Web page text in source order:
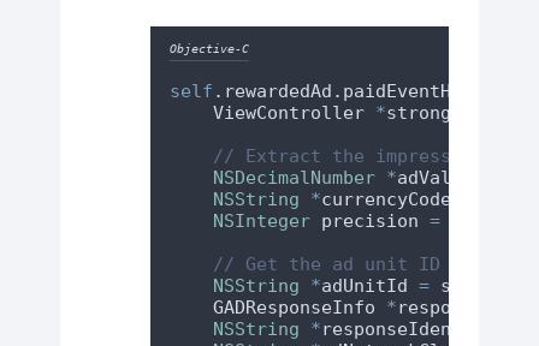
Objective-C
self .rewardedAd.paidEventHandler
    ViewController
*strongSelf
// Extract the impression-
NSDecimalNumber *adValue
NSString
*currencyCode
NSInteger precision =
// Get the ad unit ID and
NSString
*adUnitId =
    GADResponseInfo
*responseInfo
NSString
*responseIdentifier